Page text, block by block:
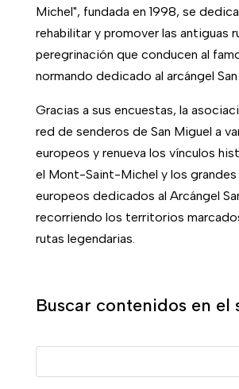
Michel", fundada en 1998, se
rehabilitar y promover las antiguas
peregrinación que conducen al
normando dedicado al arcángel
Gracias a sus encuestas, la
red de senderos de San Miguel a
europeos y renueva los vínculos
el Mont-Saint-Michel y los grandes
europeos dedicados al Arcángel
recorriendo los territorios
rutas legendarias.
Buscar contenidos en el